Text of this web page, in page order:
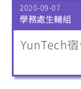
2020-09-07
學務處生輔組
YunTech